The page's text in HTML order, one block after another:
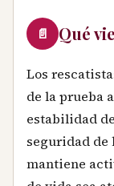
📄 Qué
Los
de la prueba
estabilidad
seguridad de
mantiene